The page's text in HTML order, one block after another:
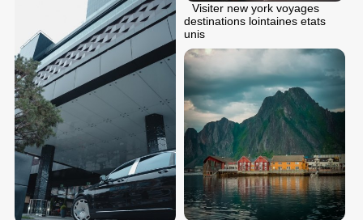
Visiter new york voyages
destinations lointaines etats
unis